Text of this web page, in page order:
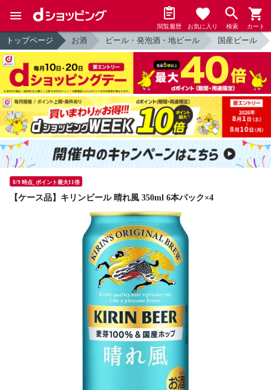
閲覧履歴 お気に入り 検索 カート
トップページ お酒 ビール・発泡酒・地ビール 国産ビール
8/9 時点_ポイント最大11倍
【ケース品】キリンビール 晴れ風 350ml 6本パック×4